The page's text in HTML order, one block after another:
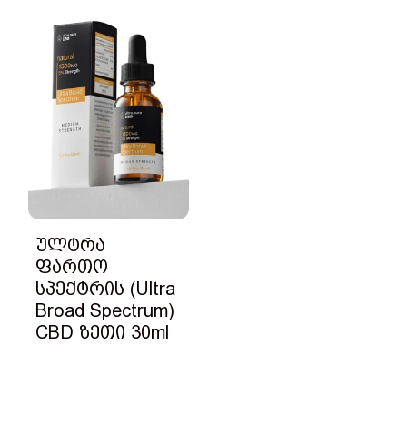
ულტრა
ფართო
სპექტრის (Ultra
Broad Spectrum)
CBD ზეთი 30ml